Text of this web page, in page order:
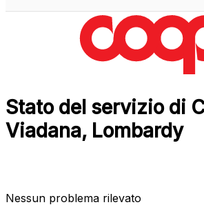
Stato del servizio di
Viadana, Lombardy
Nessun problema rilevato